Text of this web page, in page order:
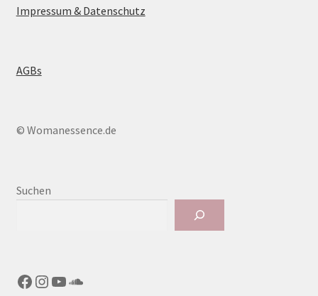
Impressum & Datenschutz
AGBs
© Womanessence.de
Suchen
Facebook
Instagram
YouTube
SoundCloud